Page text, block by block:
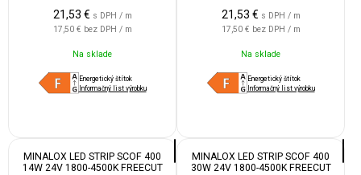
21,53 € s DPH / m
17,50 € bez DPH / m
Na sklade
Energetický štítok
Informačný list výrobku
21,53 € s DPH / m
17,50 € bez DPH / m
Na sklade
Energetický štítok
Informačný list výrobku
MINALOX LED STRIP SCOF 400
14W 24V 1800-4500K FREECUT
MINALOX LED STRIP SCOF 400
30W 24V 1800-4500K FREECUT